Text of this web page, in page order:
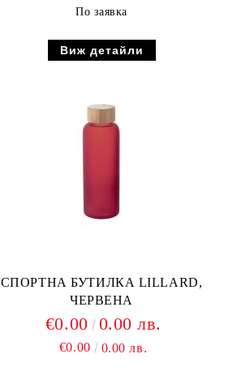
По заявка
Виж детайли
СПОРТНА БУТИЛКА LILLARD,
ЧЕРВЕНА
€0.00 0.00 лв.
€0.00 0.00 лв.